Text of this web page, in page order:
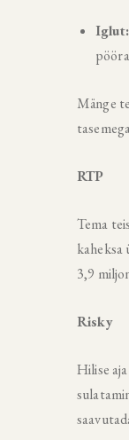
Mänge
RTP
Tema
kaheksa
3,9
Risky
Hilise